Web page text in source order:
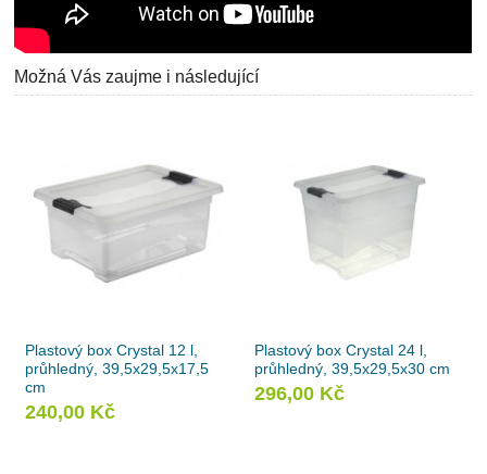
Možná Vás zaujme i následující
Plastový box Crystal 12 l,
průhledný, 39,5x29,5x17,5
cm
240,00 Kč
Plastový box Crystal 24 l,
průhledný, 39,5x29,5x30 cm
296,00 Kč